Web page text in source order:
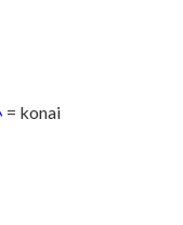
= konai